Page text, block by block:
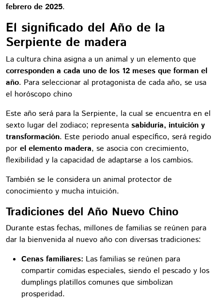
febrero de 2025.
El significado del Año de la
Serpiente de madera
La cultura china asigna a un animal y un elemento que
corresponden a cada uno de los 12 meses que forman el
año. Para seleccionar al protagonista de cada año, se usa
el horóscopo chino
Este año será para la Serpiente, la cual se encuentra en el
sexto lugar del zodiaco; representa sabiduría, intuición y
transformación. Este periodo anual específico, será regido
por el elemento madera, se asocia con crecimiento,
flexibilidad y la capacidad de adaptarse a los cambios.
También se le considera un animal protector de
conocimiento y mucha intuición.
Tradiciones del Año Nuevo Chino
Durante estas fechas, millones de familias se reúnen para
dar la bienvenida al nuevo año con diversas tradiciones:
Cenas familiares: Las familias se reúnen para
compartir comidas especiales, siendo el pescado y los
dumplings platillos comunes que simbolizan
prosperidad.